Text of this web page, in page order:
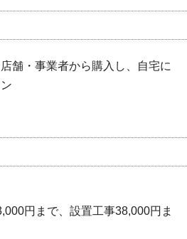
舗・事業者から購入し、自宅に
円まで、設置工事38,000円ま